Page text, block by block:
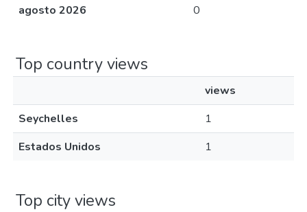
agosto 2026
0
Top country views
views
Seychelles
1
Estados Unidos
1
Top city views